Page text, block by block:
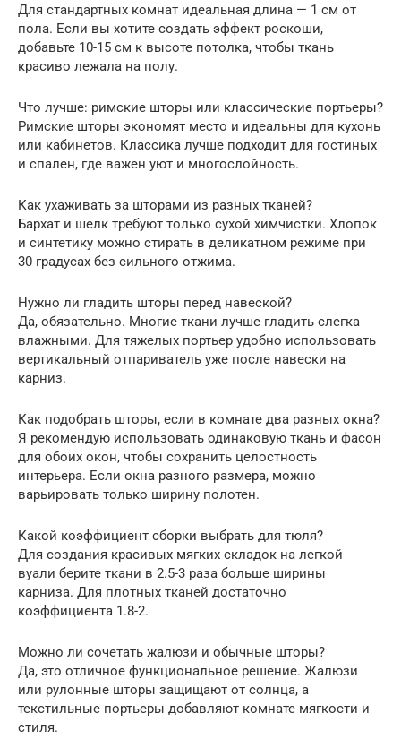
Для стандартных комнат идеальная длина — 1 см от
пола. Если вы хотите создать эффект роскоши,
добавьте 10-15 см к высоте потолка, чтобы ткань
красиво лежала на полу.
Что лучше: римские шторы или классические портьеры?
Римские шторы экономят место и идеальны для кухонь
или кабинетов. Классика лучше подходит для гостиных
и спален, где важен уют и многослойность.
Как ухаживать за шторами из разных тканей?
Бархат и шелк требуют только сухой химчистки. Хлопок
и синтетику можно стирать в деликатном режиме при
30 градусах без сильного отжима.
Нужно ли гладить шторы перед навеской?
Да, обязательно. Многие ткани лучше гладить слегка
влажными. Для тяжелых портьер удобно использовать
вертикальный отпариватель уже после навески на
карниз.
Как подобрать шторы, если в комнате два разных окна?
Я рекомендую использовать одинаковую ткань и фасон
для обоих окон, чтобы сохранить целостность
интерьера. Если окна разного размера, можно
варьировать только ширину полотен.
Какой коэффициент сборки выбрать для тюля?
Для создания красивых мягких складок на легкой
вуали берите ткани в 2.5-3 раза больше ширины
карниза. Для плотных тканей достаточно
коэффициента 1.8-2.
Можно ли сочетать жалюзи и обычные шторы?
Да, это отличное функциональное решение. Жалюзи
или рулонные шторы защищают от солнца, а
текстильные портьеры добавляют комнате мягкости и
стиля.